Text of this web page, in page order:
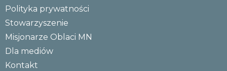
Polityka prywatności
Stowarzyszenie
Misjonarze Oblaci MN
Dla mediów
Kontakt